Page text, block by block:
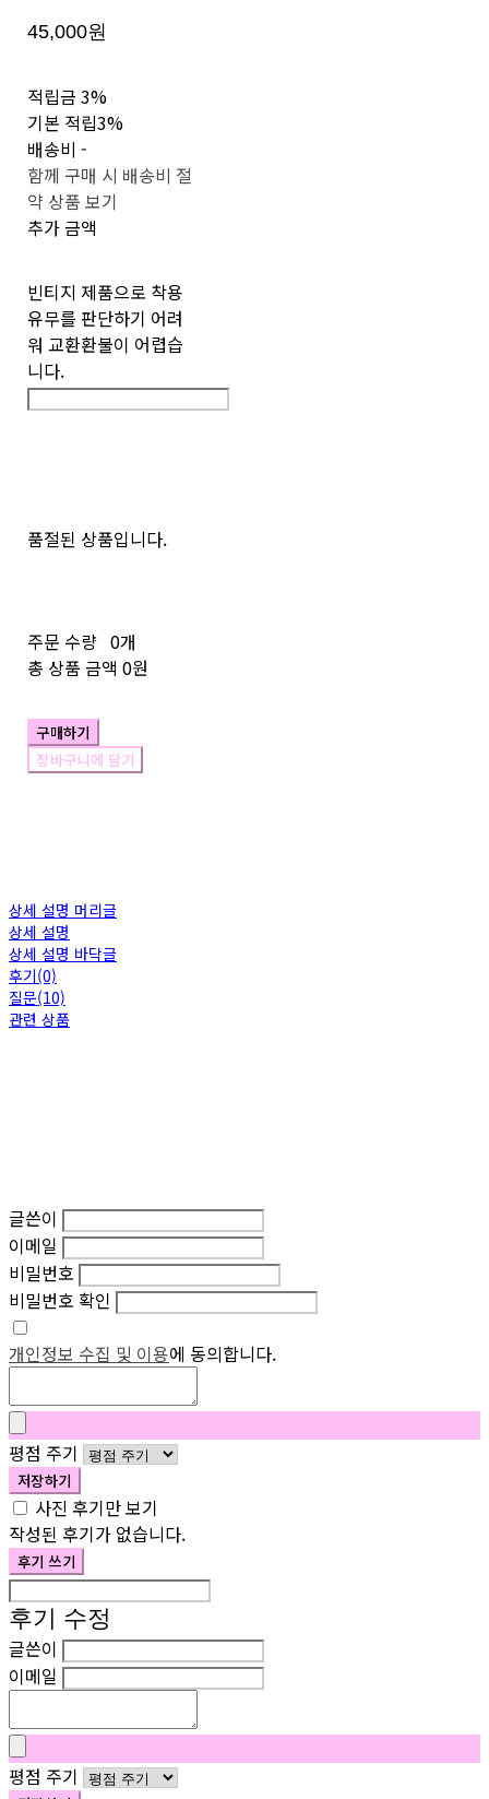
45,000원
적립금 3%
기본 적립3%
배송비-
함께 구매 시 배송비 절
약 상품 보기
추가 금액
빈티지 제품으로 착용
유무를 판단하기 어려
워 교환환불이 어렵습
니다.
품절된 상품입니다.
주문 수량 0개
총 상품 금액 0원
구매하기
장바구니에 담기
상세 설명 머리글
상세 설명
상세 설명 바닥글
후기(0)
질문(10)
관련 상품
글쓴이
이메일
비밀번호
비밀번호 확인
개인정보 수집 및 이용에 동의합니다.
평점 주기
저장하기
사진 후기만 보기
작성된 후기가 없습니다.
후기 쓰기
후기 수정
글쓴이
이메일
평점 주기